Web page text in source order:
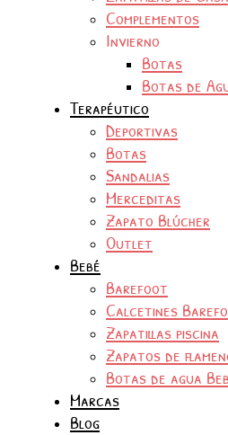
Complementos
Invierno
Botas
Botas de
Terapéutico
Deportivas
Botas
Sandalias
Merceditas
Zapato Blúcher
Outlet
Bebé
Barefoot
Calcetines
Zapatillas piscina
Zapatos de
Botas de agua
Marcas
Blog